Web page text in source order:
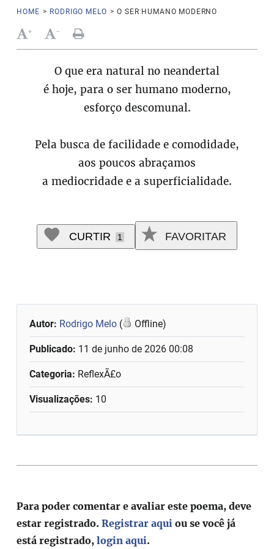
HOME > RODRIGO MELO > O SER HUMANO MODERNO
+ -
O que era natural no neandertal
é hoje, para o ser humano moderno,
esforço descomunal.
Pela busca de facilidade e comodidade,
aos poucos abraçamos
a mediocridade e a superficialidade.
CURTIR 1 FAVORITAR
Autor: Rodrigo Melo ( Offline)
Publicado: 11 de junho de 2026 00:08
Categoria: ReflexÃ£o
Visualizações: 10
Para poder comentar e avaliar este poema, deve
estar registrado.Registrar aqui ou se você já
está registrado,login aqui.